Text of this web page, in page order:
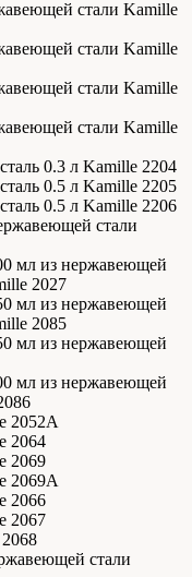
стали Kamille
стали Kamille
стали Kamille
стали Kamille
0.3 л Kamille 2204
0.5 л Kamille 2205
0.5 л Kamille 2206
стали
мл из нержавеющей
2027
мл из нержавеющей
2085
мл из нержавеющей
мл из нержавеющей
2052А
2064
2069
2069А
2066
2067
стали